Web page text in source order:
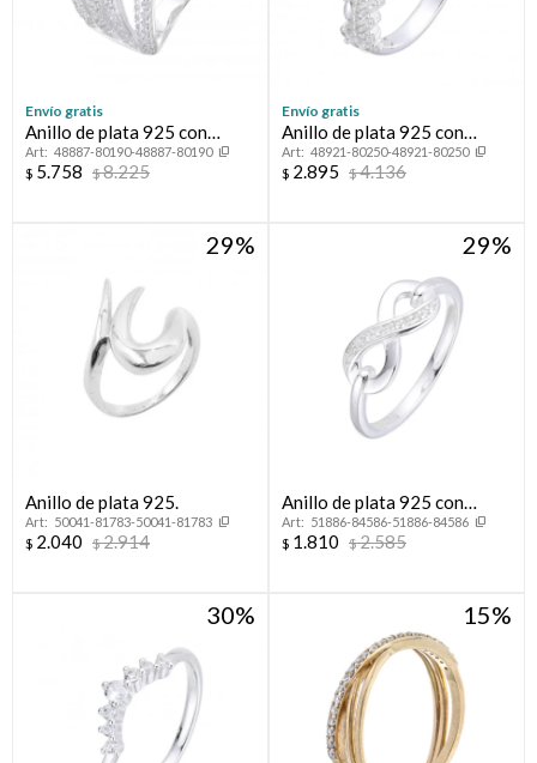
Envío gratis
Anillo de plata 925 con
circonias, TRENZA.
48887-80190-48887-80190
$ 5.758 $8.225
Envío gratis
Anillo de plata 925 con
circonias.
48921-80250-48921-80250
$ 2.895 $4.136
29
Anillo de plata 925.
50041-81783-50041-81783
$ 2.040 $2.914
29
Anillo de plata 925 con
circonias, INFINITO.
51886-84586-51886-84586
$ 1.810 $2.585
30 15